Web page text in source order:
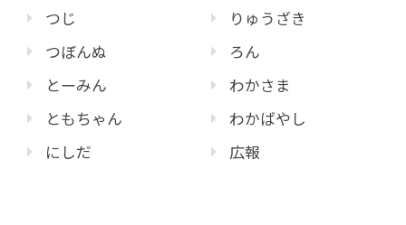
つじ
つぼんぬ
とーみん
ともちゃん
にしだ
りゅうざき
ろん
わかさま
わかばやし
広報